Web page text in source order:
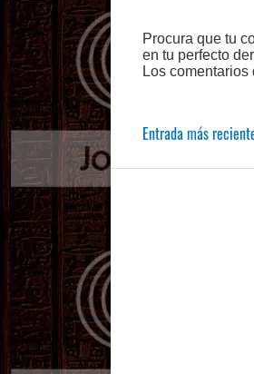
Procura que tu
en tu perfecto
Los
Entrada más